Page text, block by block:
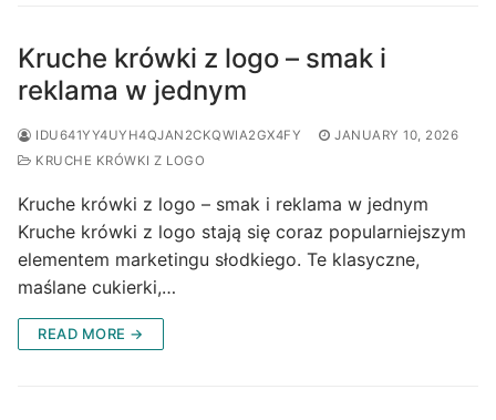
Kruche krówki z logo – smak i
reklama w jednym
IDU641YY4UYH4QJAN2CKQWIA2GX4FY
JANUARY 10, 2026
KRUCHE KRÓWKI Z LOGO
Kruche krówki z logo – smak i reklama w jednym
Kruche krówki z logo stają się coraz popularniejszym
elementem marketingu słodkiego. Te klasyczne,
maślane cukierki,…
READ MORE →